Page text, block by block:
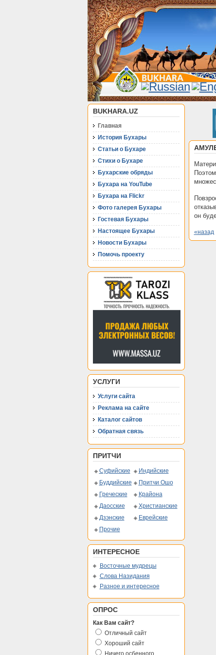
BUKHARA.UZ
Главная
История Бухары
Статьи о Бухаре
Стихи о Бухаре
Бухарские обряды
Бухара на YouTube
Бухара на Flickr
Фото галерея Бухары
Гостевая Бухары
Настоящее Бухары
Новости Бухары
Помочь проекту
УСЛУГИ
Услуги сайта
Реклама на сайте
Каталог сайтов
Обратная связь
ПРИТЧИ
Суфийские
Индийские
Буддийские
Притчи Ошо
Греческие
Крайона
Даосские
Христианские
Дзэнские
Еврейские
Прочие
ИНТЕРЕСНОЕ
Восточные мудрецы
Слова Назидания
Разное и интересное
ОПРОС
Как Вам сайт?
Отличный сайт
Хороший сайт
Ничего осбенного
он
«назад